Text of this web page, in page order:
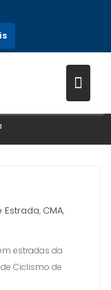
DE
Estrada, CMA,
estradas da
Ciclismo de